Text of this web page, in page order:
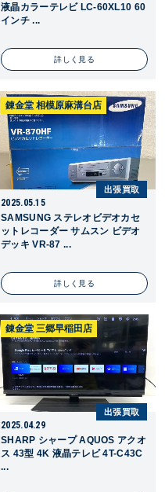
液晶カラーテレビ LC-60XL10 60
インチ ...
詳しく見る
錬金堂 相模原麻溝台店
出張買取
2025.05.15
SAMSUNG ステレオビデオカセ
ットレコーダー サムスン ビデオ
デッキ VR-87 ...
詳しく見る
錬金堂 三郷早稲田店
出張買取
2025.04.29
SHARP シャープ AQUOS アクオ
ス 43型 4K 液晶テレビ 4T-C43C
...